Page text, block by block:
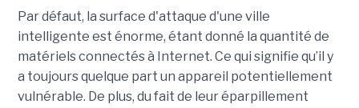
Par défaut, la surface d'attaque d'une ville
intelligente est énorme, étant donné la quantité de
matériels connectés à Internet. Ce qui signifie qu’il y
a toujours quelque part un appareil potentiellement
vulnérable. De plus, du fait de leur éparpillement